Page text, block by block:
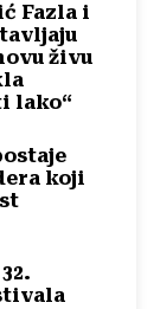
Fazla i
živu
lako“
koji